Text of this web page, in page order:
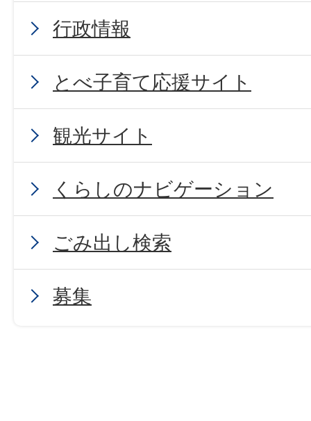
行政情報
とべ子育て応援サイト
観光サイト
くらしのナビゲーション
ごみ出し検索
募集